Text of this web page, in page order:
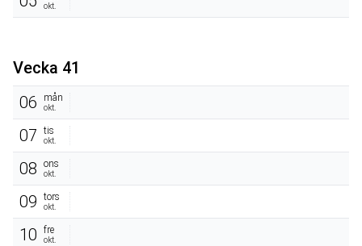
okt.
Vecka 41
06
mån
okt.
07 tis
okt.
08 ons
okt.
09 tors
okt.
10 fre
okt.